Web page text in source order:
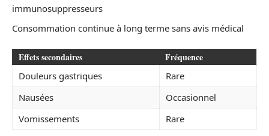
immunosuppresseurs
Consommation continue à long terme sans avis médical
Effets secondaires Fréquence
Douleurs gastriques
Rare
Nausées
Occasionnel
Vomissements
Rare